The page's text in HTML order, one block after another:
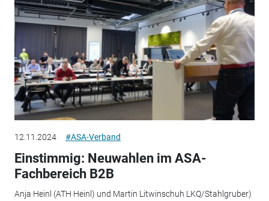
12.11.2024 #ASA-Verband
Einstimmig: Neuwahlen im ASA-
Fachbereich B2B
Anja Heinl (ATH Heinl) und Martin Litwinschuh LKQ/Stahlgruber)